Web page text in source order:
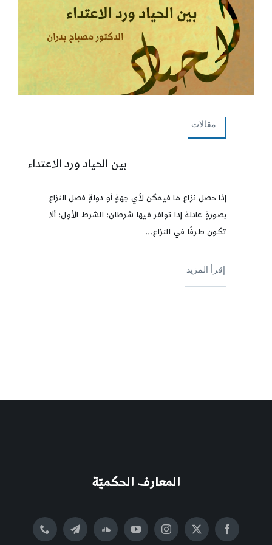
مقالات
بين الحياد ورد الاعتداء
إذا حصل نزاع ما فيمكن لأي جهةٍ أو دولةٍ فصل النزاع
بصورةٍ عادلة إذا توافر فيها شرطان: الشرط الأول:‌ ألا
تكون طرفًا في النزاع...
إقرأ المزيد
المعارف الحكميّة